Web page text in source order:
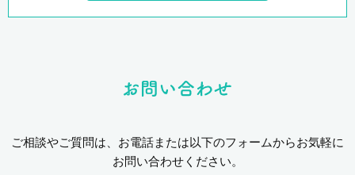
ご相談やご質問は、お電話または以下のフォームからお気軽に
お問い合わせください。